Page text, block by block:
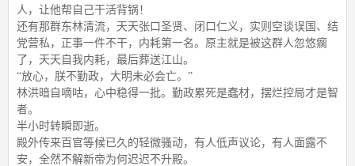
人，让他帮自己干活背锅！
还有那群东林清流，天天张口圣贤、闭口仁义，实则空谈误国、结
党营私，正事一件不干，内耗第一名。原主就是被这群人忽悠瘸
了，天天自我内耗，最后葬送江山。
“放心，朕不勤政，大明未必会亡。”
林洪暗自嘀咕，心中稳得一批。勤政累死是蠢材，摆烂控局才是智
者。
半小时转瞬即逝。
殿外传来百官等候已久的轻微骚动，有人低声议论，有人面露不
安，全然不解新帝为何迟迟不升殿。